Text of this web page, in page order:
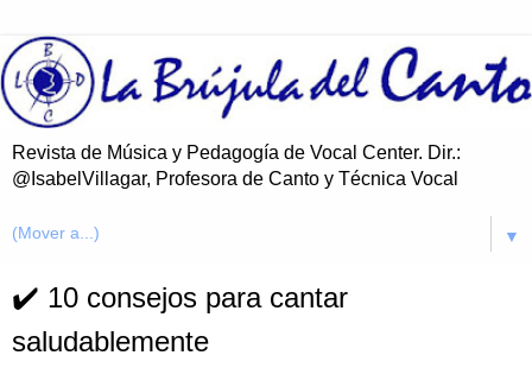
Revista de Música y Pedagogía de Vocal Center. Dir.:
@IsabelVillagar, Profesora de Canto y Técnica Vocal
▼
✔️ 10 consejos para cantar
saludablemente